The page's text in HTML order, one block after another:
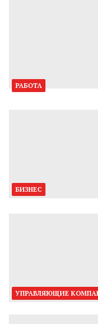
РАБОТА
БИЗНЕС
УПРАВЛЯЮЩИЕ